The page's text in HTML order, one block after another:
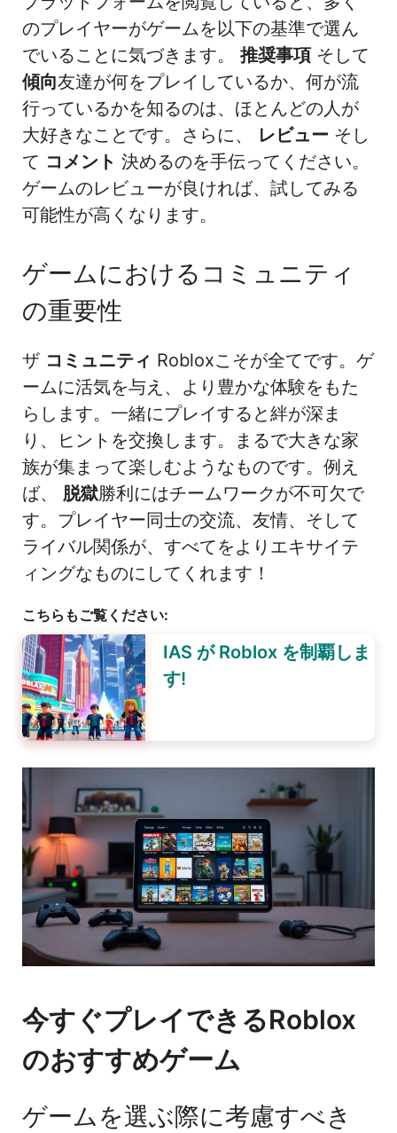
のプレイヤーがゲームを以下の基準で選ん
でいることに気づきます。 推奨事項 そして
傾向友達が何をプレイしているか、何が流
行っているかを知るのは、ほとんどの人が
大好きなことです。さらに、
レビュー そし
て コメント 決めるのを手伝ってください。
ゲームのレビューが良ければ、試してみる
可能性が高くなります。
ゲームにおけるコミュニティ
の重要性
ザ コミュニティ Robloxこそが全てです。ゲ
ームに活気を与え、より豊かな体験をもた
らします。一緒にプレイすると絆が深ま
り、ヒントを交換します。まるで大きな家
族が集まって楽しむようなものです。例え
ば、 脱獄勝利にはチームワークが不可欠で
す。プレイヤー同士の交流、友情、そして
ライバル関係が、すべてをよりエキサイテ
ィングなものにしてくれます！
こちらもご覧ください:
IAS が Roblox を制覇しま
す!
今すぐプレイできるRoblox
のおすすめゲーム
ゲームを選ぶ際に考慮すべき